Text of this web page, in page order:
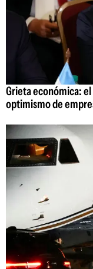
Grieta económica:
optimismo de